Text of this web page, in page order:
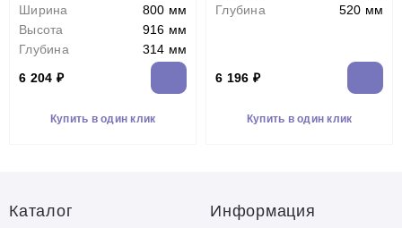
Ширина
800 мм
Высота
916 мм
Глубина
314 мм
6 204 ₽
Купить в один клик
Глубина
520 мм
6 196 ₽
Купить в один клик
Каталог Информация